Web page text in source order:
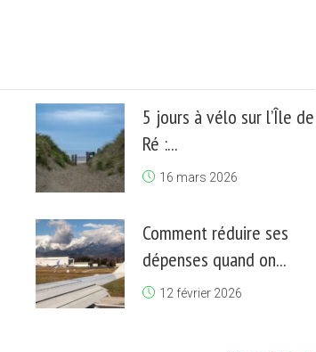
5 jours à vélo sur l’Île de
Ré :...
16 mars 2026
Comment réduire ses
dépenses quand on...
12 février 2026